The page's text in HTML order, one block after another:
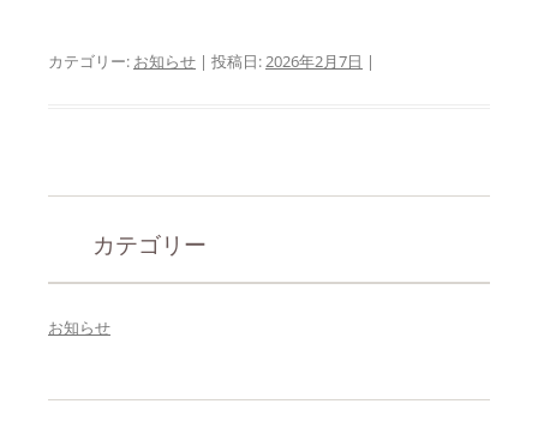
カテゴリー: お知らせ | 投稿日:2026年2月7日 |
カテゴリー
お知らせ